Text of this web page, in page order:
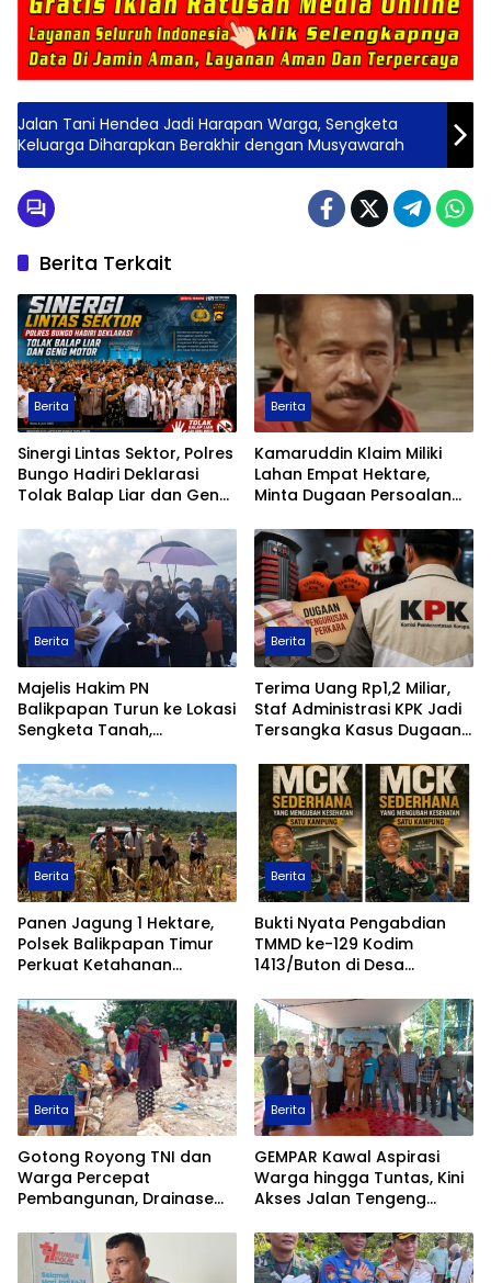
Jalan Tani Hendea Jadi Harapan Warga, Sengketa
Keluarga Diharapkan Berakhir dengan Musyawarah
Berita Terkait
Berita
Sinergi Lintas Sektor, Polres
Bungo Hadiri Deklarasi
Tolak Balap Liar dan Geng
Berita
Kamaruddin Klaim Miliki
Lahan Empat Hektare,
Minta Dugaan Persoalan
Transparan
Berita
Majelis Hakim PN
Balikpapan Turun ke Lokasi
Sengketa Tanah,
Perkuat Pencarian Fakta
Hukum
Berita
Terima Uang Rp1,2 Miliar,
Staf Administrasi KPK Jadi
Tersangka Kasus Dugaan
Berita
Panen Jagung 1 Hektare,
Polsek Balikpapan Timur
Perkuat Ketahanan
Program Asta Cita
Berita
Bukti Nyata Pengabdian
TMMD ke-129 Kodim
1413/Buton di Desa
Sederhana Ubah
Kesehatan Satu Kampung
Berita
Gotong Royong TNI dan
Warga Percepat
Pembangunan, Drainase
1413/Buton Kian Terbentuk
Berita
GEMPAR Kawal Aspirasi
Warga hingga Tuntas, Kini
Akses Jalan Tengeng